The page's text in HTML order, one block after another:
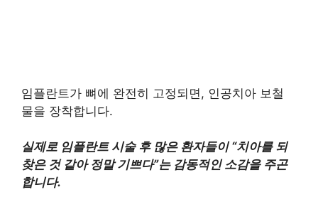
임플란트가 뼈에 완전히 고정되면, 인공치아 보철
물을 장착합니다.
실제로 임플란트 시술 후 많은 환자들이 “치아를 되
찾은 것 같아 정말 기쁘다”는 감동적인 소감을 주곤
합니다.